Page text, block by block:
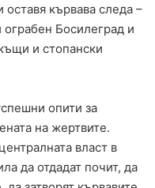
оставя кървава следа –
Босилеград и
и стопански
опити за
на жертвите.
власт в
да отдадат почит, да